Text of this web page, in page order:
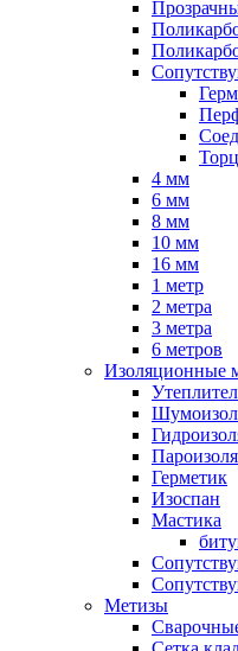
4 мм
6 мм
8 мм
10 мм
16 мм
1 метр
2 метра
3 метра
6 метров
Изоляционные
Герметик
Изоспан
Мастика
Метизы